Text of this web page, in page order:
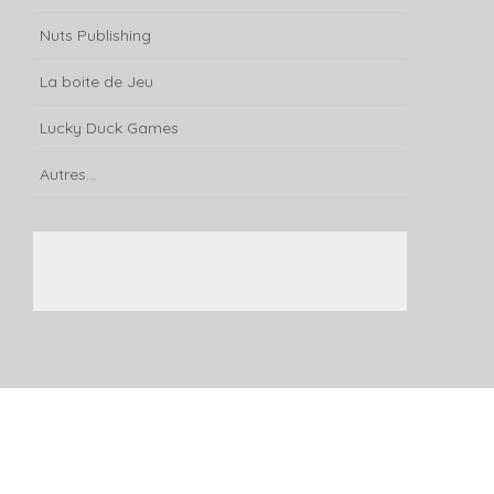
Nuts Publishing
La boite de Jeu
Lucky Duck Games
Autres...